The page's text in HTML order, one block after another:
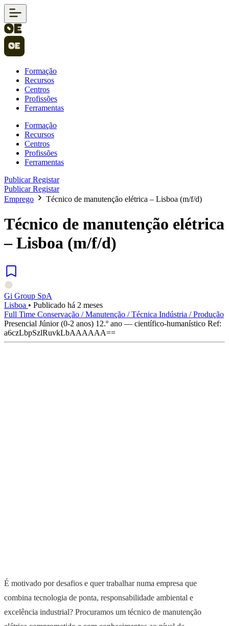
Formação
Recursos
Centros
Profissões
Ferramentas
Formação
Recursos
Centros
Profissões
Ferramentas
PublicarRegistar
PublicarRegistar
Emprego
Técnico de manutenção elétrica – Lisboa (m/f/d)
Técnico de manutenção elétrica
– Lisboa (m/f/d)
Gi Group SpA
Lisboa • Publicado há 2 meses
Full Time Conservação / Manutenção / Técnica Indústria / Produção
Presencial Júnior (0-2 anos) 12.º ano — científico-humanístico Ref:
a6czLbpSzlRuvkLbAAAAAA==
É motivado por desafios e quer trabalhar numa empresa que
combina tecnologia de ponta, responsabilidade ambiental e
excelência industrial? Procuramos um técnico de manutenção